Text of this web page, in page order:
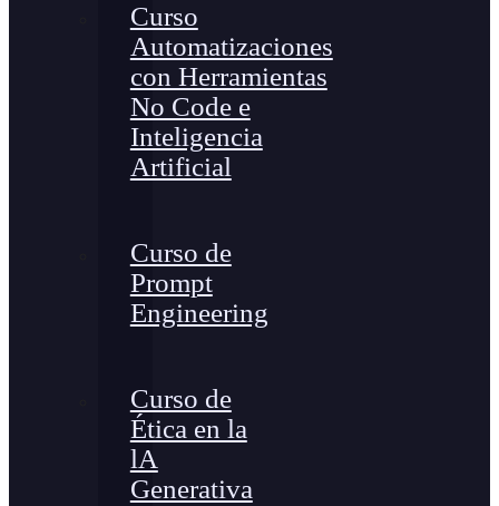
Curso
Automatizaciones
con Herramientas
No Code e
Inteligencia
Artificial
Curso de
Prompt
Engineering
Curso de
Ética en la
lA
Generativa